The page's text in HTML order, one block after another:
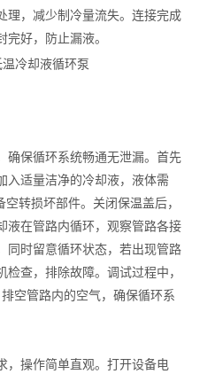
理，减少制冷量流失。连接完成
好，防止漏液。
保循环系统畅通无泄漏。首先
入适量洁净的冷却液，液体需
转损坏部件。关闭保温盖后，
液在管路内循环，观察管路各接
同时留意循环状态，若出现管路
查，排除故障。调试过程中，
空管路内的空气，确保循环系
操作简单直观。打开设备电